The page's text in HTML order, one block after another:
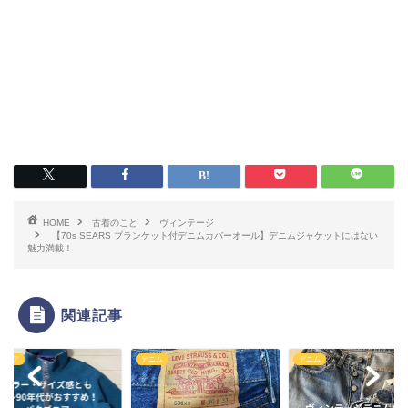
HOME 古着のこと
ヴィンテージ
【70s SEARS ブランケット付デニムカバーオール】デニムジャケットにはない
魅力満載！
関連記事
ニア デニム デニム